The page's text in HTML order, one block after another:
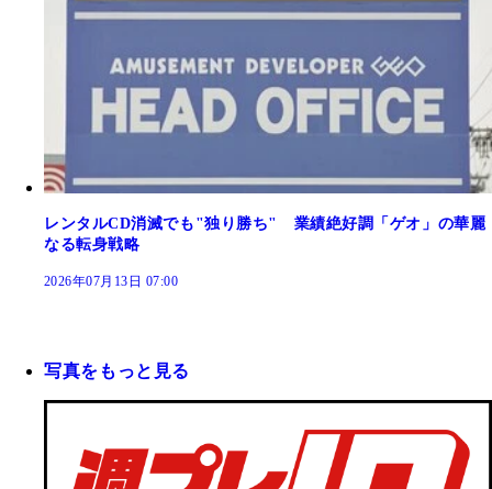
レンタルCD消滅でも"独り勝ち" 業績絶好調「ゲオ」の華麗
なる転身戦略
2026年07月13日 07:00
写真をもっと見る